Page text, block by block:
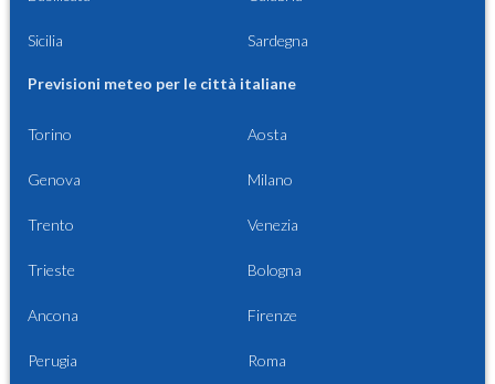
Sicilia Sardegna
Previsioni meteo per le città italiane
Torino Aosta
Genova Milano
Trento Venezia
Trieste Bologna
Ancona Firenze
Perugia Roma